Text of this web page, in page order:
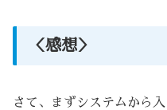
＜感想＞
さて、まずシステムから